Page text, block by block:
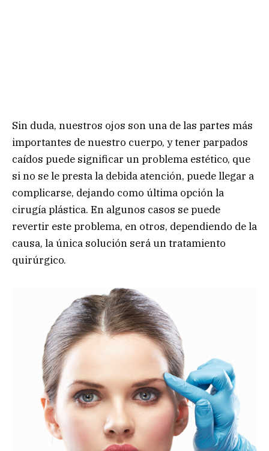
Sin duda, nuestros ojos son una de las partes más
importantes de nuestro cuerpo, y tener parpados
caídos puede significar un problema estético, que
si no se le presta la debida atención, puede llegar a
complicarse, dejando como última opción la
cirugía plástica. En algunos casos se puede
revertir este problema, en otros, dependiendo de la
causa, la única solución será un tratamiento
quirúrgico.